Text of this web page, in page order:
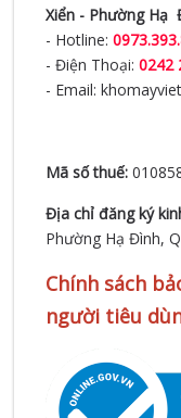
Xiển - Phường Hạ
- Hotline:
- Điện Thoại: 0242
- Email:
Mã số thuế:
Địa chỉ đăng ký
Phường Hạ Đình,
Chính sách
người tiêu